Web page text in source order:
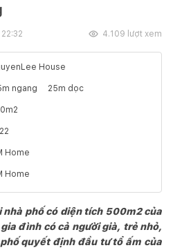
4.109 lượt xem
House
m ngang 25m dọc
m2
Home
Home
nhà phố có diện tích 500m2 của
đình có cả người già, trẻ nhỏ,
quyết định đầu tư tổ ấm của